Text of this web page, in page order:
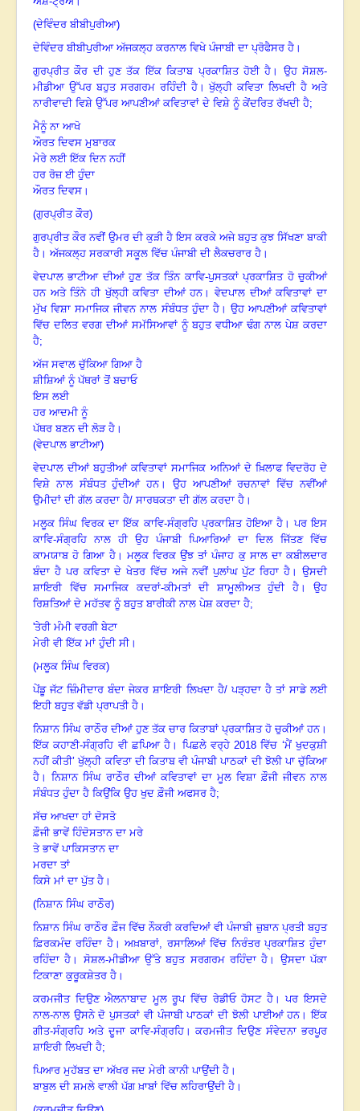
(ਦੇਵਿੰਦਰ ਬੀਬੀਪੁਰੀਆ)
ਦੇਵਿੰਦਰ ਬੀਬੀਪੁਰੀਆ ਅੱਜਕਲ੍ਹ ਕਰਨਾਲ ਵਿਖੇ ਪੰਜਾਬੀ ਦਾ ਪ੍ਰੋਫੈਸਰ ਹੈ ।
ਗੁਰਪ੍ਰੀਤ ਕੌਰ ਦੀ ਹੁਣ ਤੱਕ ਇੱਕ ਕਿਤਾਬ ਪ੍ਰਕਾਸ਼ਿਤ ਹੋਈ ਹੈ । ਉਹ ਸੋਸ਼ਲ-
ਮੀਡੀਆ ਉੱਪਰ ਬਹੁਤ ਸਰਗਰਮ ਰਹਿੰਦੀ ਹੈ।ਖੁੱਲ੍ਹੀ ਕਵਿਤਾ ਲਿਖਦੀ ਹੈ ਅਤੇ
ਨਾਰੀਵਾਦੀ ਵਿਸ਼ੇ ਉੱਪਰ ਆਪਣੀਆਂ ਕਵਿਤਾਵਾਂ ਦੇ ਵਿਸ਼ੇ ਨੂੰ ਕੇਂਦਰਿਤ ਰੱਖਦੀ ਹੈ;
ਮੈਨੂੰ ਨਾ ਆਖੋ
ਔਰਤ ਦਿਵਸ ਮੁਬਾਰਕ
ਮੇਰੇ ਲਈ ਇੱਕ ਦਿਨ ਨਹੀਂ
ਹਰ ਰੋਜ਼ ਈ ਹੁੰਦਾ
ਔਰਤ ਦਿਵਸ ।
(ਗੁਰਪ੍ਰੀਤ ਕੌਰ)
ਗੁਰਪ੍ਰੀਤ ਕੌਰ ਨਵੀਂ ਉਮਰ ਦੀ ਕੁੜੀ ਹੈ ਇਸ ਕਰਕੇ ਅਜੇ ਬਹੁਤ ਕੁਝ ਸਿੱਖਣਾ ਬਾਕੀ
ਹੈ । ਅੱਜਕਲ੍ਹ ਸਰਕਾਰੀ ਸਕੂਲ ਵਿੱਚ ਪੰਜਾਬੀ ਦੀ ਲੈਕਚਰਾਰ ਹੈ ।
ਵੇਦਪਾਲ ਭਾਟੀਆ ਦੀਆਂ ਹੁਣ ਤੱਕ ਤਿੰਨ ਕਾਵਿ-ਪੁਸਤਕਾਂ ਪ੍ਰਕਾਸ਼ਿਤ ਹੋ ਚੁਕੀਆਂ
ਹਨ ਅਤੇ ਤਿੰਨੇ ਹੀ ਖੁੱਲ੍ਹੀ ਕਵਿਤਾ ਦੀਆਂ ਹਨ ।ਵੇਦਪਾਲ ਦੀਆਂ ਕਵਿਤਾਵਾਂ ਦਾ
ਮੁੱਖ ਵਿਸ਼ਾ ਸਮਾਜਿਕ ਜੀਵਨ ਨਾਲ ਸੰਬੰਧਤ ਹੁੰਦਾ ਹੈ। ਉਹ ਆਪਣੀਆਂ ਕਵਿਤਾਵਾਂ
ਵਿੱਚ ਦਲਿਤ ਵਰਗ ਦੀਆਂ ਸਮੱਸਿਆਵਾਂ ਨੂੰ ਬਹੁਤ ਵਧੀਆ ਢੰਗ ਨਾਲ ਪੇਸ਼ ਕਰਦਾ
ਹੈ;
ਅੱਜ ਸਵਾਲ ਚੁੱਕਿਆ ਗਿਆ ਹੈ
ਸ਼ੀਸ਼ਿਆਂ ਨੂੰ ਪੱਥਰਾਂ ਤੋਂ ਬਚਾਓ
ਇਸ ਲਈ
ਹਰ ਆਦਮੀ ਨੂੰ
ਪੱਥਰ ਬਣਨ ਦੀ ਲੋੜ ਹੈ ।
(ਵੇਦਪਾਲ ਭਾਟੀਆ)
ਵੇਦਪਾਲ ਦੀਆਂ ਬਹੁਤੀਆਂ ਕਵਿਤਾਵਾਂ ਸਮਾਜਿਕ ਅਨਿਆਂ ਦੇ ਖ਼ਿਲਾਫ ਵਿਦਰੋਹ ਦੇ
ਵਿਸ਼ੇ ਨਾਲ ਸੰਬੰਧਤ ਹੁੰਦੀਆਂ ਹਨ । ਉਹ ਆਪਣੀਆਂ ਰਚਨਾਵਾਂ ਵਿੱਚ ਨਵੀਂਆਂ
ਉਮੀਦਾਂ ਦੀ ਗੱਲ ਕਰਦਾ ਹੈ/ ਸਾਰਥਕਤਾ ਦੀ ਗੱਲ ਕਰਦਾ ਹੈ ।
ਮਲੂਕ ਸਿੰਘ ਵਿਰਕ ਦਾ ਇੱਕ ਕਾਵਿ-ਸੰਗ੍ਰਹਿ ਪ੍ਰਕਾਸ਼ਿਤ ਹੋਇਆ ਹੈ। ਪਰ ਇਸ
ਕਾਵਿ-ਸੰਗ੍ਰਹਿ ਨਾਲ ਹੀ ਉਹ ਪੰਜਾਬੀ ਪਿਆਰਿਆਂ ਦਾ ਦਿਲ ਜਿੱਤਣ ਵਿੱਚ
ਕਾਮਯਾਬ ਹੋ ਗਿਆ ਹੈ। ਮਲੂਕ ਵਿਰਕ ਉਂਝ ਤਾਂ ਪੰਜਾਹ ਕੁ ਸਾਲ ਦਾ ਕਬੀਲਦਾਰ
ਬੰਦਾ ਹੈ ਪਰ ਕਵਿਤਾ ਦੇ ਖੇਤਰ ਵਿੱਚ ਅਜੇ ਨਵੀਂ ਪੁਲਾਂਘ ਪੁੱਟ ਰਿਹਾ ਹੈ ।ਉਸਦੀ
ਸ਼ਾਇਰੀ ਵਿੱਚ ਸਮਾਜਿਕ ਕਦਰਾਂ-ਕੀਮਤਾਂ ਦੀ
ਸ਼ਾਮੂਲੀਅਤ ਹੁੰਦੀ ਹੈ। ਉਹ
ਰਿਸ਼ਤਿਆਂ ਦੇ ਮਹੱਤਵ ਨੂੰ ਬਹੁਤ ਬਾਰੀਕੀ ਨਾਲ ਪੇਸ਼ ਕਰਦਾ ਹੈ;
'ਤੇਰੀ ਮੰਮੀ ਵਰਗੀ ਬੇਟਾ
ਮੇਰੀ ਵੀ ਇੱਕ ਮਾਂ ਹੁੰਦੀ ਸੀ ।
(ਮਲੂਕ ਸਿੰਘ ਵਿਰਕ)
ਪੇਂਡੂ ਜੱਟ ਜ਼ਿੰਮੀਦਾਰ ਬੰਦਾ ਜੇਕਰ ਸ਼ਾਇਰੀ ਲਿਖਦਾ ਹੈ/ ਪੜ੍ਹਦਾ ਹੈ ਤਾਂ ਸਾਡੇ ਲਈ
ਇਹੀ ਬਹੁਤ ਵੱਡੀ ਪ੍ਰਾਪਤੀ ਹੈ ।
ਨਿਸ਼ਾਨ ਸਿੰਘ ਰਾਠੌਰ ਦੀਆਂ ਹੁਣ ਤੱਕ ਚਾਰ ਕਿਤਾਬਾਂ ਪ੍ਰਕਾਸ਼ਿਤ ਹੋ ਚੁਕੀਆਂ ਹਨ ।
ਇੱਕ ਕਹਾਣੀ-ਸੰਗ੍ਰਹਿ ਵੀ ਛਪਿਆ ਹੈ । ਪਿਛਲੇ ਵਰ੍ਹੇ2018 ਵਿੱਚ ‘ਮੈਂ ਖੁਦਕੁਸ਼ੀ
ਨਹੀਂ ਕੀਤੀ’ ਖੁੱਲ੍ਹੀ ਕਵਿਤਾ ਦੀ ਕਿਤਾਬ ਵੀ ਪੰਜਾਬੀ ਪਾਠਕਾਂ ਦੀ ਝੋਲੀ ਪਾ ਚੁੱਕਿਆ
ਹੈ । ਨਿਸ਼ਾਨ ਸਿੰਘ ਰਾਠੌਰ ਦੀਆਂ ਕਵਿਤਾਵਾਂ ਦਾ ਮੂਲ ਵਿਸ਼ਾ ਫ਼ੌਜੀ ਜੀਵਨ ਨਾਲ
ਸੰਬੰਧਤ ਹੁੰਦਾ ਹੈ ਕਿਉਂਕਿ ਉਹ ਖੁਦ ਫ਼ੌਜੀ ਅਫਸਰ ਹੈ;
ਸੱਚ ਆਖਦਾ ਹਾਂ ਦੋਸਤੋ
ਫ਼ੌਜੀ ਭਾਵੇਂ ਹਿੰਦੋਸਤਾਨ ਦਾ ਮਰੇ
ਤੇ ਭਾਵੇਂ ਪਾਕਿਸਤਾਨ ਦਾ
ਮਰਦਾ ਤਾਂ
ਕਿਸੇ ਮਾਂ ਦਾ ਪੁੱਤ ਹੈ ।
(ਨਿਸ਼ਾਨ ਸਿੰਘ ਰਾਠੌਰ)
ਨਿਸ਼ਾਨ ਸਿੰਘ ਰਾਠੌਰ ਫ਼ੌਜ ਵਿੱਚ ਨੌਕਰੀ ਕਰਦਿਆਂ ਵੀ ਪੰਜਾਬੀ ਜ਼ੁਬਾਨ ਪ੍ਰਤੀ ਬਹੁਤ
ਫ਼ਿਰਕਮੰਦ ਰਹਿੰਦਾ ਹੈ।ਅਖ਼ਬਾਰਾਂ, ਰਸਾਲਿਆਂ ਵਿੱਚ ਨਿਰੰਤਰ ਪ੍ਰਕਾਸ਼ਿਤ ਹੁੰਦਾ
ਰਹਿੰਦਾ ਹੈ । ਸੋਸ਼ਲ-ਮੀਡੀਆ ਉੱਤੇ ਬਹੁਤ ਸਰਗਰਮ ਰਹਿੰਦਾ ਹੈ । ਉਸਦਾ ਪੱਕਾ
ਟਿਕਾਣਾ ਕੁਰੂਕਸ਼ੇਤਰ ਹੈ ।
ਕਰਮਜੀਤ ਦਿਉਣ ਐਲਨਾਬਾਦ ਮੂਲ ਰੂਪ ਵਿੱਚ ਰੇਡੀਓ ਹੋਸਟ ਹੈ।ਪਰ ਇਸਦੇ
ਨਾਲ-ਨਾਲ ਉਸਨੇ ਦੋ ਪੁਸਤਕਾਂ ਵੀ ਪੰਜਾਬੀ ਪਾਠਕਾਂ ਦੀ ਝੋਲੀ ਪਾਈਆਂ ਹਨ ।ਇੱਕ
ਗੀਤ-ਸੰਗ੍ਰਹਿ ਅਤੇ ਦੂਜਾ ਕਾਵਿ-ਸੰਗ੍ਰਹਿ।ਕਰਮਜੀਤ ਦਿਉਣ ਸੰਵੇਦਨਾ ਭਰਪੂਰ
ਸ਼ਾਇਰੀ ਲਿਖਦੀ ਹੈ;
ਪਿਆਰ ਮੁਹੱਬਤ ਦਾ ਅੱਖਰ ਜਦ ਮੇਰੀ ਕਾਨੀ ਪਾਉਂਦੀ ਹੈ ।
ਬਾਬੁਲ ਦੀ ਸ਼ਮਲੇ ਵਾਲੀ ਪੱਗ ਖ਼ਾਬਾਂ ਵਿੱਚ ਲਹਿਰਾਉਂਦੀ ਹੈ ।